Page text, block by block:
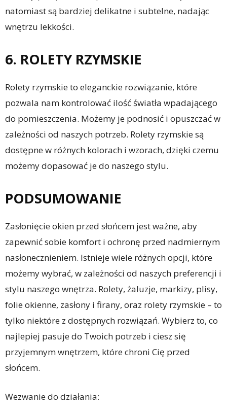
natomiast są bardziej delikatne i subtelne, nadając
wnętrzu lekkości.
6. ROLETY RZYMSKIE
Rolety rzymskie to eleganckie rozwiązanie, które
pozwala nam kontrolować ilość światła wpadającego
do pomieszczenia. Możemy je podnosić i opuszczać w
zależności od naszych potrzeb. Rolety rzymskie są
dostępne w różnych kolorach i wzorach, dzięki czemu
możemy dopasować je do naszego stylu.
PODSUMOWANIE
Zasłonięcie okien przed słońcem jest ważne, aby
zapewnić sobie komfort i ochronę przed nadmiernym
nasłonecznieniem. Istnieje wiele różnych opcji, które
możemy wybrać, w zależności od naszych preferencji i
stylu naszego wnętrza. Rolety, żaluzje, markizy, plisy,
folie okienne, zasłony i firany, oraz rolety rzymskie – to
tylko niektóre z dostępnych rozwiązań. Wybierz to, co
najlepiej pasuje do Twoich potrzeb i ciesz się
przyjemnym wnętrzem, które chroni Cię przed
słońcem.
Wezwanie do działania: